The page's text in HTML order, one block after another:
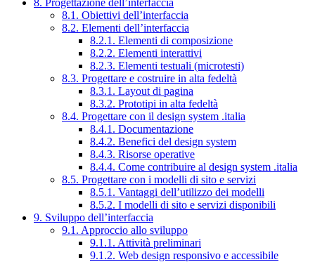
8. Progettazione dell’interfaccia
8.1. Obiettivi dell’interfaccia
8.2. Elementi dell’interfaccia
8.2.1. Elementi di composizione
8.2.2. Elementi interattivi
8.2.3. Elementi testuali (microtesti)
8.3. Progettare e costruire in alta fedeltà
8.3.1. Layout di pagina
8.3.2. Prototipi in alta fedeltà
8.4. Progettare con il design system .italia
8.4.1. Documentazione
8.4.2. Benefici del design system
8.4.3. Risorse operative
8.4.4. Come contribuire al design system .italia
8.5. Progettare con i modelli di sito e servizi
8.5.1. Vantaggi dell’utilizzo dei modelli
8.5.2. I modelli di sito e servizi disponibili
9. Sviluppo dell’interfaccia
9.1. Approccio allo sviluppo
9.1.1. Attività preliminari
9.1.2. Web design responsivo e accessibile